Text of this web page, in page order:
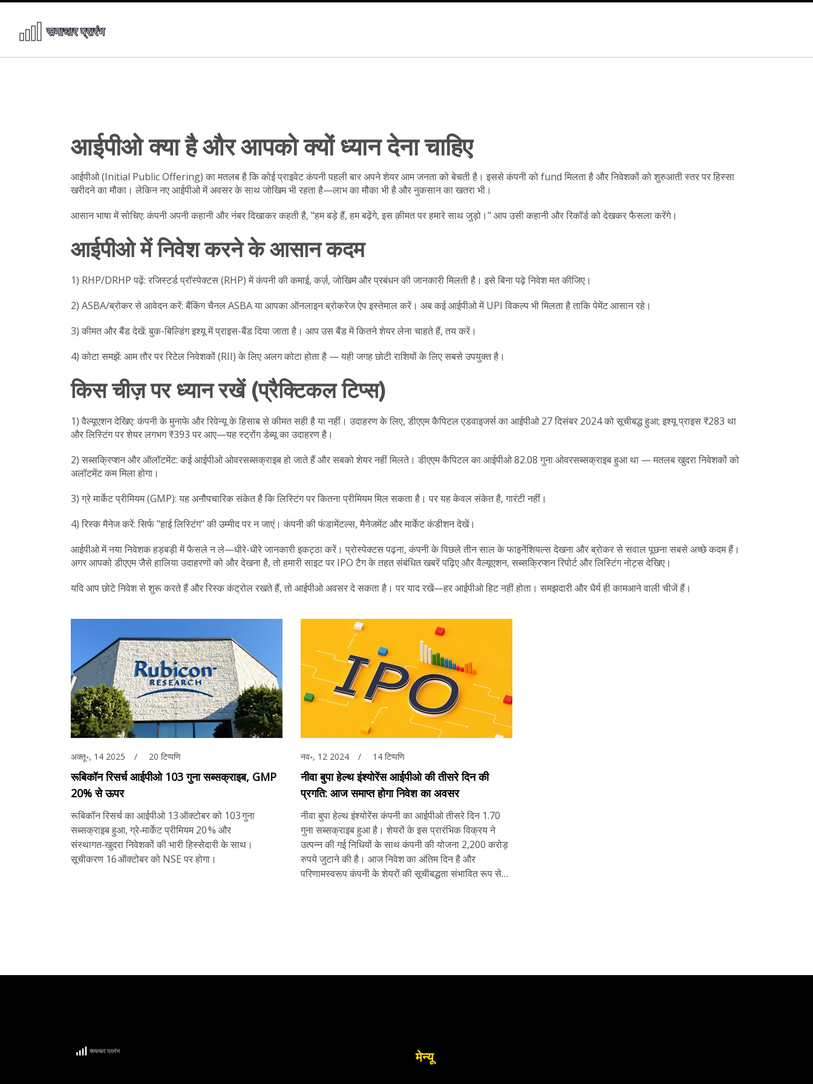
आईपीओ क्या है और आपको क्यों ध्यान देना चाहिए
आईपीओ (Initial Public Offering) का मतलब है कि कोई प्राइवेट कंपनी पहली बार अपने शेयर आम जनता को बेचती है। इससे कंपनी को fund मिलता है और निवेशकों को शुरुआती स्तर पर हिस्सा
खरीदने का मौका। लेकिन नए आईपीओ में अवसर के साथ जोखिम भी रहता है—लाभ का मौका भी है और नुकसान का खतरा भी।
आसान भाषा में सोचिए: कंपनी अपनी कहानी और नंबर दिखाकर कहती है, "हम बड़े हैं, हम बढ़ेंगे, इस क़ीमत पर हमारे साथ जुड़ो।" आप उसी कहानी और रिकॉर्ड को देखकर फैसला करेंगे।
आईपीओ में निवेश करने के आसान कदम
1) RHP/DRHP पढ़ें: रजिस्टर्ड प्रॉस्पेक्टस (RHP) में कंपनी की कमाई, कर्ज़, जोखिम और प्रबंधन की जानकारी मिलती है। इसे बिना पढ़े निवेश मत कीजिए।
2) ASBA/ब्रोकर से आवेदन करें: बैंकिंग चैनल ASBA या आपका ऑनलाइन ब्रोकरेज ऐप इस्तेमाल करें। अब कई आईपीओ में UPI विकल्प भी मिलता है ताकि पेमेंट आसान रहे।
3) कीमत और बैंड देखें: बुक-बिल्डिंग इश्यू में प्राइस-बैंड दिया जाता है। आप उस बैंड में कितने शेयर लेना चाहते हैं, तय करें।
4) कोटा समझें: आम तौर पर रिटेल निवेशकों (RII) के लिए अलग कोटा होता है — यही जगह छोटी राशियों के लिए सबसे उपयुक्त है।
किस चीज़ पर ध्यान रखें (प्रैक्टिकल टिप्स)
1) वैल्यूएशन देखिए: कंपनी के मुनाफे और रिवेन्यू के हिसाब से कीमत सही है या नहीं। उदाहरण के लिए, डीएएम कैपिटल एडवाइजर्स का आईपीओ 27 दिसंबर 2024 को सूचीबद्ध हुआ; इश्यू प्राइस ₹283 था
और लिस्टिंग पर शेयर लगभग ₹393 पर आए—यह स्ट्रोंग डेब्यू का उदाहरण है।
2) सब्सक्रिप्शन और ऑलॉटमेंट: कई आईपीओ ओवरसब्सक्राइब हो जाते हैं और सबको शेयर नहीं मिलते। डीएएम कैपिटल का आईपीओ 82.08 गुना ओवरसब्सक्राइब हुआ था — मतलब खुदरा निवेशकों को
अलॉटमेंट कम मिला होगा।
3) ग्रे मार्केट प्रीमियम (GMP): यह अनौपचारिक संकेत है कि लिस्टिंग पर कितना प्रीमियम मिल सकता है। पर यह केवल संकेत है, गारंटी नहीं।
4) रिस्क मैनेज करें: सिर्फ "हाई लिस्टिंग" की उम्मीद पर न जाएं। कंपनी की फंडामेंटल्स, मैनेजमेंट और मार्केट कंडीशन देखें।
आईपीओ में नया निवेशक हड़बड़ी में फैसले न ले—धीरे-धीरे जानकारी इकट्ठा करें। प्रोस्पेक्टस पढ़ना, कंपनी के पिछले तीन साल के फाइनेंशियल्स देखना और ब्रोकर से सवाल पूछना सबसे अच्छे कदम हैं।
अगर आपको डीएएम जैसे हालिया उदाहरणों को और देखना है, तो हमारी साइट पर IPO टैग के तहत संबंधित खबरें पढ़िए और वैल्यूएशन, सब्सक्रिप्शन रिपोर्ट और लिस्टिंग नोट्स देखिए।
यदि आप छोटे निवेश से शुरू करते हैं और रिस्क कंट्रोल रखते हैं, तो आईपीओ अवसर दे सकता है। पर याद रखें—हर आईपीओ हिट नहीं होता। समझदारी और धैर्य ही कामआने वाली चीजें हैं।
अक्तू॰, 14 2025 20 टिप्पणि
रूबिकॉन रिसर्च आईपीओ 103 गुना सब्सक्राइब, GMP
20% से ऊपर
रूबिकॉन रिसर्च का आईपीओ 13 ऑक्टोबर को 103 गुना
सब्सक्राइब हुआ, ग्रे‑मार्केट प्रीमियम 20 % और
संस्थागत‑खुदरा निवेशकों की भारी हिस्सेदारी के साथ।
सूचीकरण 16 ऑक्टोबर को NSE पर होगा।
नव॰, 12 2024 14 टिप्पणि
नीवा बुपा हेल्थ इंश्योरेंस आईपीओ की तीसरे दिन की
प्रगति: आज समाप्त होगा निवेश का अवसर
नीवा बुपा हेल्थ इंश्योरेंस कंपनी का आईपीओ तीसरे दिन 1.70
गुना सब्सक्राइब हुआ है। शेयरों के इस प्रारंभिक विक्रय ने
उत्पन्न की गई निधियों के साथ कंपनी की योजना 2,200 करोड़
रुपये जुटाने की है। आज निवेश का अंतिम दिन है और
परिणामस्वरूप कंपनी के शेयरों की सूचीबद्धता संभावित रूप से
मेन्यू